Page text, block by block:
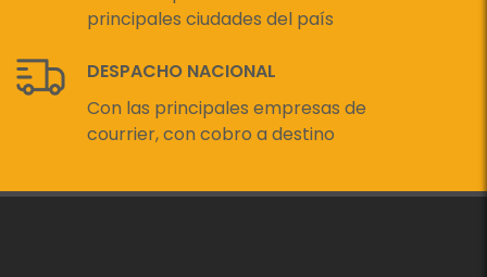
principales ciudades del país
DESPACHO NACIONAL
Con las principales empresas de
courrier, con cobro a destino